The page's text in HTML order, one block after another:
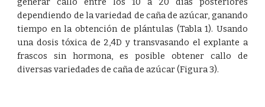
dependiendo de la variedad de caña de azúcar, ganando
tiempo en la obtención de plántulas (Tabla 1). Usando
una dosis tóxica de 2,4D y transvasando el explante a
frascos sin hormona, es posible obtener callo de
diversas variedades de caña de azúcar (Figura 3).